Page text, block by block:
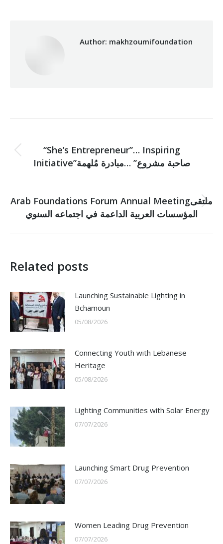
Author: makhzoumifoundation
navigation
Previous
post:
“She’s Entrepreneur”… Inspiring
Initiative”صاحبة مشروع” …مبادرة مُلهمة
Next
post:
Arab Foundations Forum Annual Meetingملتقى
المؤسسات العربية الداعمة في اجتماعه السنوي
Related posts
Launching Sustainable Lighting in
Bchamoun
05/08/2026
Connecting Youth with Lebanese
Heritage
05/08/2026
Lighting Communities with Solar Energy
07/07/2026
Launching Smart Drug Prevention
07/07/2026
Women Leading Drug Prevention
07/07/2026